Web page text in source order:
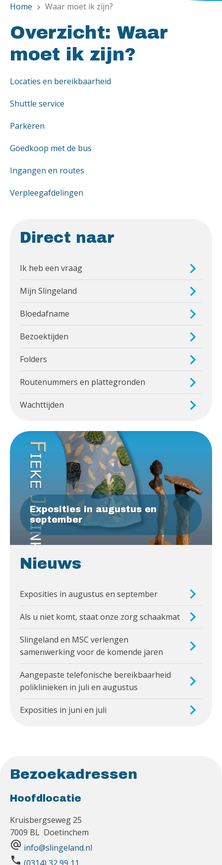
Home chevron_right Waar moet ik zijn?
Overzicht: Waar
moet ik zijn?
Locaties en bereikbaarheid
Shuttle service
Parkeren
Goedkoop met de bus
Ingangen en routes
Verpleegafdelingen
Direct naar
Ik heb een vraag
Mijn Slingeland
Bloedafname
Bezoektijden
Folders
Routenummers en plattegronden
Wachttijden
Exposities in augustus en
september
Nieuws
Exposities in augustus en september
Als u niet komt, staat onze zorg schaakmat
Slingeland en MSC verlengen
samenwerking voor de komende jaren
Aangepaste telefonische bereikbaarheid
poliklinieken in juli en augustus
Exposities in juni en juli
Bezoekadressen
Hoofdlocatie
Kruisbergseweg 25
7009 BL Doetinchem
alternate_email info@slingeland.nl
phone (0314) 32 99 11